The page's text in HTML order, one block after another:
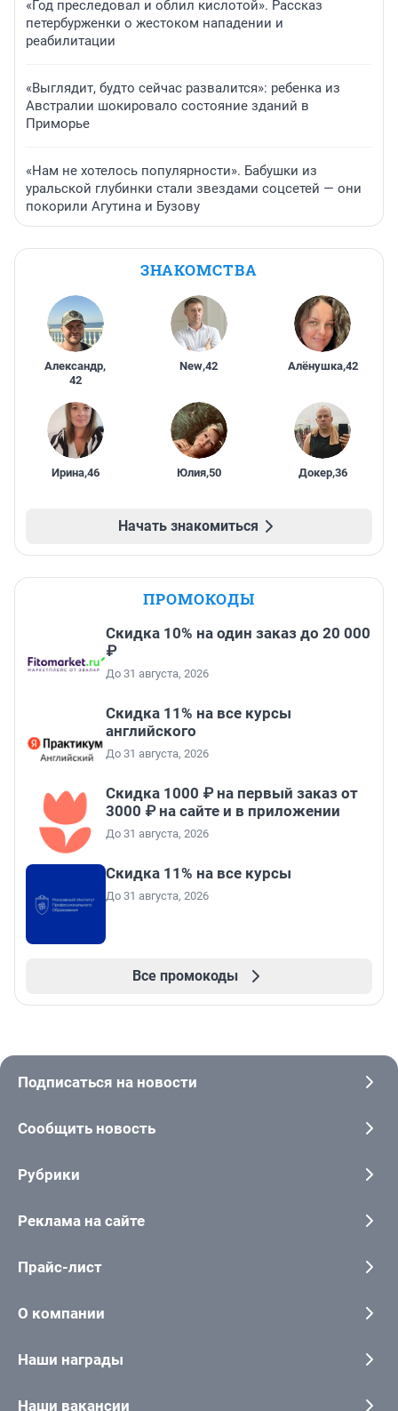
«Год преследовал и облил кислотой». Рассказ
петербурженки о жестоком нападении и
реабилитации
«Выглядит, будто сейчас развалится»: ребенка из
Австралии шокировало состояние зданий в
Приморье
«Нам не хотелось популярности». Бабушки из
уральской глубинки стали звездами соцсетей — они
покорили Агутина и Бузову
ЗНАКОМСТВА
Александр,
42
New,42 Алёнушка,42
Ирина,46 Юлия,50 Докер,36
Начать знакомиться
ПРОМОКОДЫ
Скидка 10% на один заказ до 20 000
₽
До 31 августа, 2026
Скидка 11% на все курсы
английского
До 31 августа, 2026
Скидка 1000 ₽ на первый заказ от
3000 ₽ на сайте и в приложении
До 31 августа, 2026
Скидка 11% на все курсы
До 31 августа, 2026
Все промокоды
Подписаться на новости
Сообщить новость
Рубрики
Реклама на сайте
Прайс-лист
О компании
Наши награды
Наши вакансии